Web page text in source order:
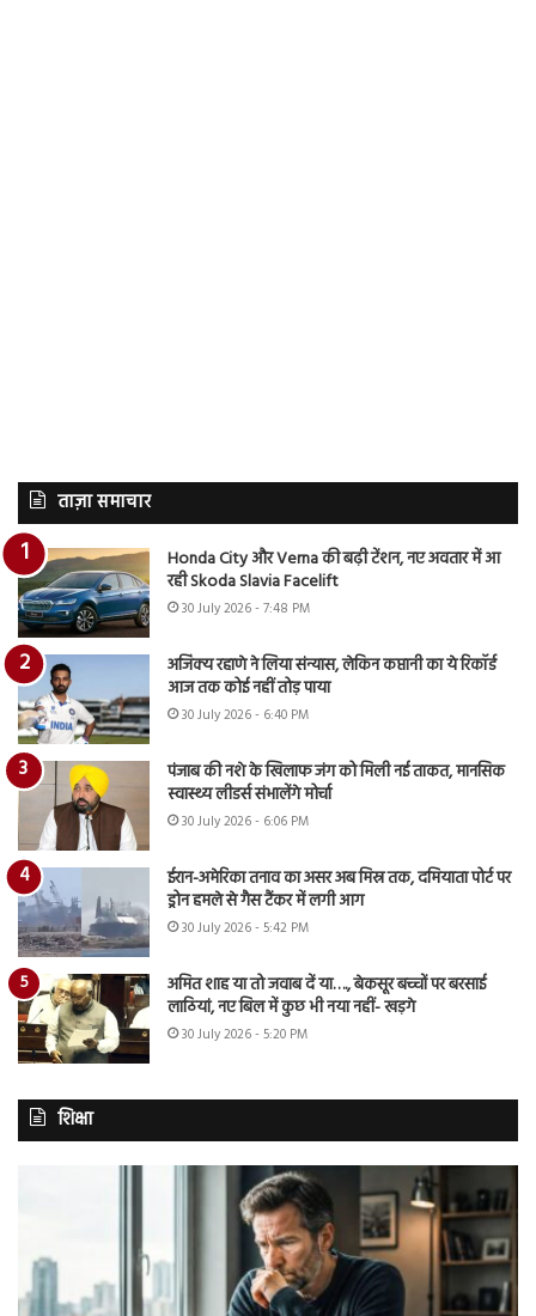
ताज़ा समाचार
Honda City और Verna की बढ़ी टेंशन, नए अवतार में आ
रही Skoda Slavia Facelift
30 July 2026 - 7:48 PM
अजिंक्य रहाणे ने लिया संन्यास, लेकिन कप्तानी का ये रिकॉर्ड
आज तक कोई नहीं तोड़ पाया
30 July 2026 - 6:40 PM
पंजाब की नशे के खिलाफ जंग को मिली नई ताकत, मानसिक
स्वास्थ्य लीडर्स संभालेंगे मोर्चा
30 July 2026 - 6:06 PM
ईरान-अमेरिका तनाव का असर अब मिस्र तक, दमियाता पोर्ट पर
ड्रोन हमले से गैस टैंकर में लगी आग
30 July 2026 - 5:42 PM
अमित शाह या तो जवाब दें या…., बेकसूर बच्चों पर बरसाई
लाठियां, नए बिल में कुछ भी नया नहीं- खड़गे
30 July 2026 - 5:20 PM
शिक्षा